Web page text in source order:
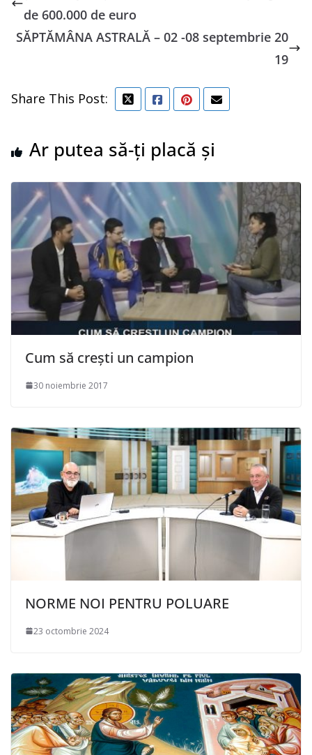
de 600.000 de euro
SĂPTĂMÂNA ASTRALĂ – 02 -08 septembrie 20
19
Share This Post:
Ar putea să-ți placă și
Cum să crești un campion
30 noiembrie 2017
NORME NOI PENTRU POLUARE
23 octombrie 2024